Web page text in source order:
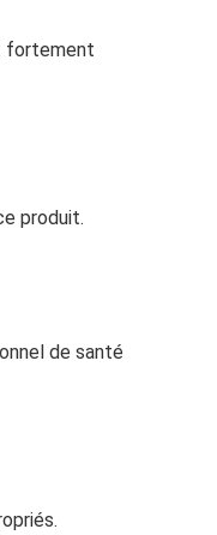
fortement
produit.
de santé